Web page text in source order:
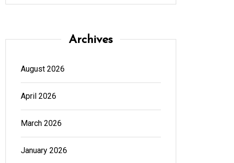
Archives
August 2026
April 2026
March 2026
January 2026